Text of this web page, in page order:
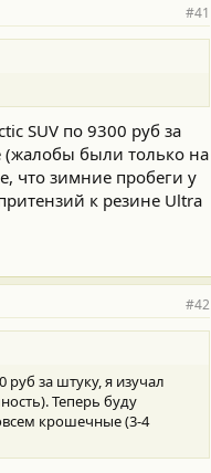
#41
SUV по 9300 руб за
(жалобы были только на
что зимние пробеги у
к резине Ultra
#42
за штуку, я изучал
Теперь буду
крошечные (3-4